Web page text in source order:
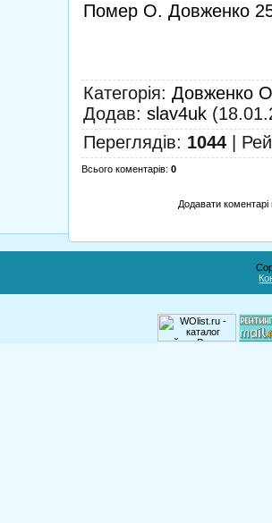
Помер О. Довженко
Категорія: Довженко
Додав: slav4uk
Переглядів: 1044
Всього коментарів: 0
Додавати